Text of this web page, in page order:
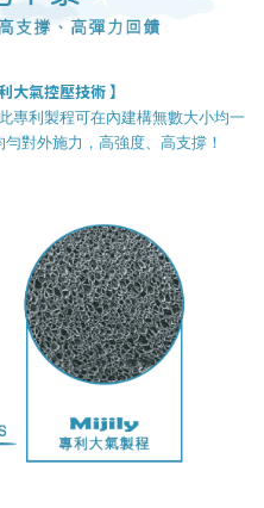
大氣控壓技術 】
專利製程可在內建構無數大小均一
對外施力，高強度、高支撐！